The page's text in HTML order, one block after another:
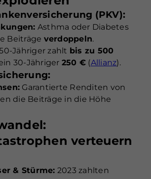
(PKV):
Asthma oder Diabetes
Beiträge verdoppeln.
Jähriger zahlt bis zu 500
30-Jähriger 250 € (Allianz).
Garantierte Renditen von
die Beiträge in die Höhe
verteuern
& Stürme: 2023 zahlten